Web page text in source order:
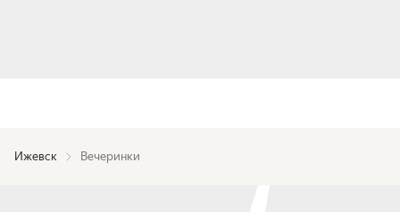
Ижевск Вечеринки